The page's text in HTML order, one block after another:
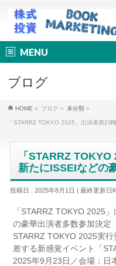
MENU
ブログ
HOME » ブログ » 未分類 »
「STARRZ TOKYO 2025」出演者第2
「STARRZ
新たにISSEIなどの
投稿日 : 2025年8月1日 最終更新日
「STARRZ TOKYO 2025
の豪華出演者多数参加決定
STARRZ TOKYO 2025実
差する新感覚イベント「
2025年9月23日／会場：日